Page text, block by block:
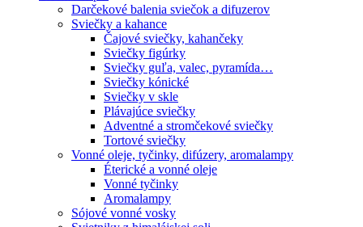
Darčekové balenia sviečok a difuzerov
Sviečky a kahance
Čajové sviečky, kahančeky
Sviečky figúrky
Sviečky guľa, valec, pyramída…
Sviečky kónické
Sviečky v skle
Plávajúce sviečky
Adventné a stromčekové sviečky
Tortové sviečky
Vonné oleje, tyčinky, difúzery, aromalampy
Éterické a vonné oleje
Vonné tyčinky
Aromalampy
Sójové vonné vosky